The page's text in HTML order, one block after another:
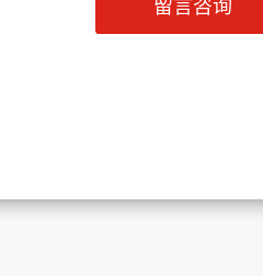
留言咨询